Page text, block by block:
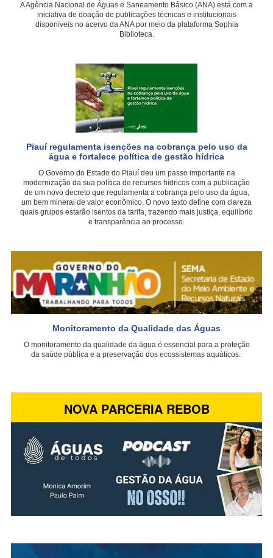
A Agência Nacional de Águas e Saneamento Básico (ANA) está com a
iniciativa de doação de publicações técnicas e institucionais
disponíveis no acervo da ANA por meio da plataforma Sophia
Biblioteca.
Piauí regulamenta isenções na cobrança pelo uso da
água e fortalece política de gestão hídrica
O Governo do Estado do Piauí deu um passo importante na
modernização da sua política de recursos hídricos com a publicação
de um novo decreto que regulamenta a cobrança pelo uso da água,
um bem mineral de valor econômico. O novo texto define com clareza
quais grupos estarão isentos da tarifa, trazendo mais justiça, equilíbrio
e transparência ao processo.
Monitoramento da Qualidade das Águas
O monitoramento da qualidade da água é essencial para a proteção
da saúde pública e a preservação dos ecossistemas aquáticos.
NOVA PARCERIA REBOB